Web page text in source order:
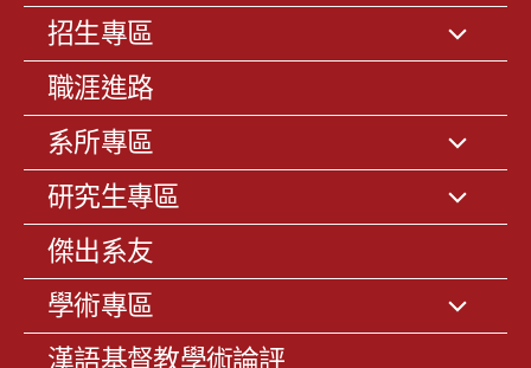
招生專區
職涯進路
系所專區
研究生專區
傑出系友
學術專區
漢語基督教學術論評